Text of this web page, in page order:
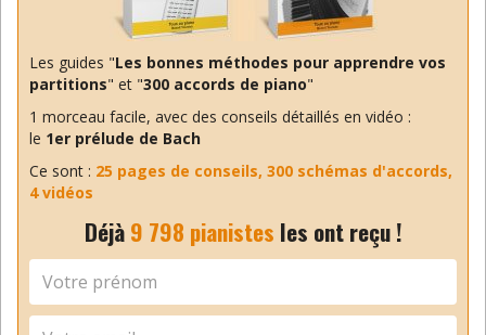
Les guides "Les bonnes méthodes pour apprendre vos
partitions" et "300 accords de piano"
1 morceau facile, avec des conseils détaillés en vidéo :
le 1er prélude de Bach
Ce sont : 25 pages de conseils, 300 schémas d'accords,
4 vidéos
Déjà9 798 pianistes les ont reçu !